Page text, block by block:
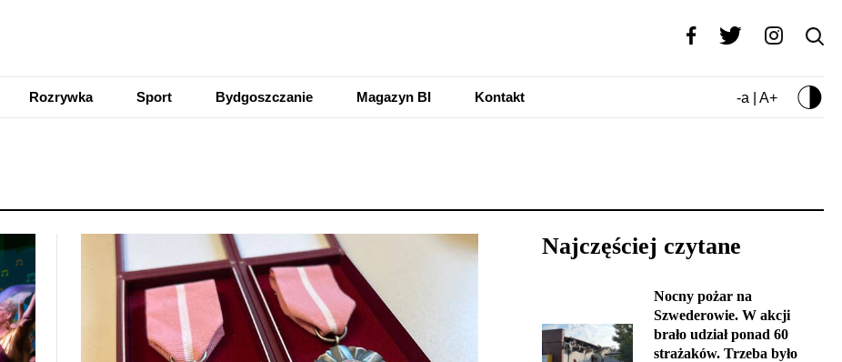
Rozrywka Sport Bydgoszczanie Magazyn BI Kontakt -a | A+
Najczęściej czytane
Nocny pożar na
Szwederowie. W akcji
brało udział ponad 60
strażaków. Trzeba było